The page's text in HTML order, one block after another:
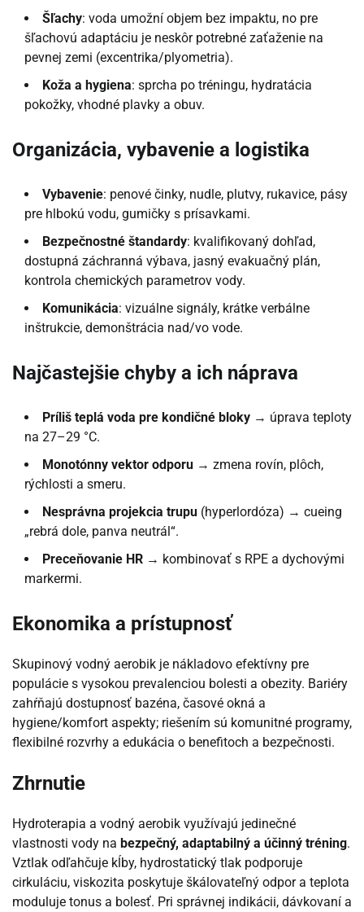
Šľachy: voda umožní objem bez impaktu, no pre
šľachovú adaptáciu je neskôr potrebné zaťaženie na
pevnej zemi (excentrika/plyometria).
Koža a hygiena: sprcha po tréningu, hydratácia
pokožky, vhodné plavky a obuv.
Organizácia, vybavenie a logistika
Vybavenie: penové činky, nudle, plutvy, rukavice, pásy
pre hlbokú vodu, gumičky s prísavkami.
Bezpečnostné štandardy: kvalifikovaný dohľad,
dostupná záchranná výbava, jasný evakuačný plán,
kontrola chemických parametrov vody.
Komunikácia: vizuálne signály, krátke verbálne
inštrukcie, demonštrácia nad/vo vode.
Najčastejšie chyby a ich náprava
Príliš teplá voda pre kondičné bloky → úprava teploty
na 27–29 °C.
Monotónny vektor odporu → zmena rovín, plôch,
rýchlosti a smeru.
Nesprávna projekcia trupu (hyperlordóza) → cueing
„rebrá dole, panva neutrál“.
Preceňovanie HR → kombinovať s RPE a dychovými
markermi.
Ekonomika a prístupnosť
Skupinový vodný aerobik je nákladovo efektívny pre
populácie s vysokou prevalenciou bolesti a obezity. Bariéry
zahŕňajú dostupnosť bazéna, časové okná a
hygiene/komfort aspekty; riešením sú komunitné programy,
flexibilné rozvrhy a edukácia o benefitoch a bezpečnosti.
Zhrnutie
Hydroterapia a vodný aerobik využívajú jedinečné
vlastnosti vody na bezpečný, adaptabilný a účinný tréning.
Vztlak odľahčuje kĺby, hydrostatický tlak podporuje
cirkuláciu, viskozita poskytuje škálovateľný odpor a teplota
moduluje tonus a bolesť. Pri správnej indikácii, dávkovaní a